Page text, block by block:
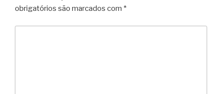
obrigatórios são marcados com *